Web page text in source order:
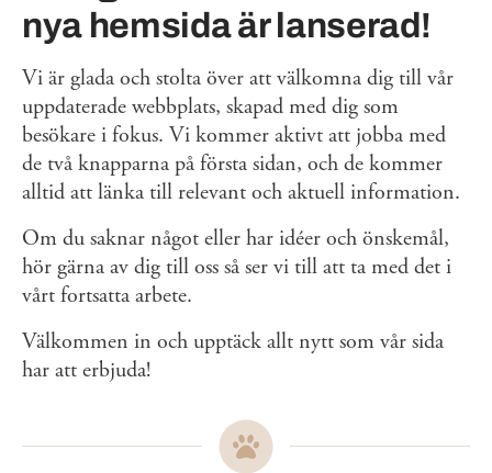
nya hemsida är lanserad!
Vi är glada och stolta över att välkomna dig till vår
uppdaterade webbplats, skapad med dig som
besökare i fokus. Vi kommer aktivt att jobba med
de två knapparna på första sidan, och de kommer
alltid att länka till relevant och aktuell information.
Om du saknar något eller har idéer och önskemål,
hör gärna av dig till oss så ser vi till att ta med det i
vårt fortsatta arbete.
Välkommen in och upptäck allt nytt som vår sida
har att erbjuda!